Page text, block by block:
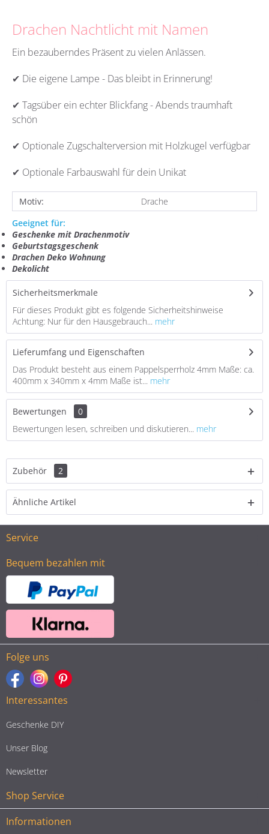
Drachen Nachtlicht mit Namen
Ein bezauberndes Präsent zu vielen Anlässen.
✔ Die eigene Lampe - Das bleibt in Erinnerung!
✔ Tagsüber ein echter Blickfang - Abends traumhaft
schön
✔ Optionale Zugschalterversion mit Holzkugel verfügbar
✔ Optionale Farbauswahl für dein Unikat
Motiv:
Drache
Geeignet für:
Geschenke mit Drachenmotiv
Geburtstagsgeschenk
Drachen Deko Wohnung
Dekolicht
Sicherheitsmerkmale
Für dieses Produkt gibt es folgende Sicherheitshinweise
Achtung: Nur für den Hausgebrauch... mehr
Lieferumfang und Eigenschaften
Das Produkt besteht aus einem Pappelsperrholz 4mm Maße: ca.
400mm x 340mm x 4mm Maße ist... mehr
Bewertungen
0
Bewertungen lesen, schreiben und diskutieren... mehr
Zubehör 2
Ähnliche Artikel
Service
Bequem bezahlen mit
Folge uns
Interessantes
Geschenke DIY
Unser Blog
Newsletter
Shop Service
Informationen